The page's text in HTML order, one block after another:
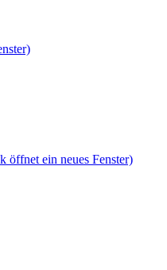
öffnet ein neues Fenster)